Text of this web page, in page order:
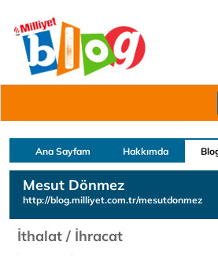
Ana Sayfam Hakkımda
Mesut Dönmez
http://blog.milliyet.com.tr/mesutdonmez
İthalat / İhracat